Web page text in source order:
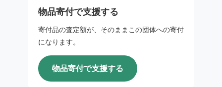
物品寄付で支援する
寄付品の査定額が、そのままこの団体への寄付
になります。
物品寄付で支援する